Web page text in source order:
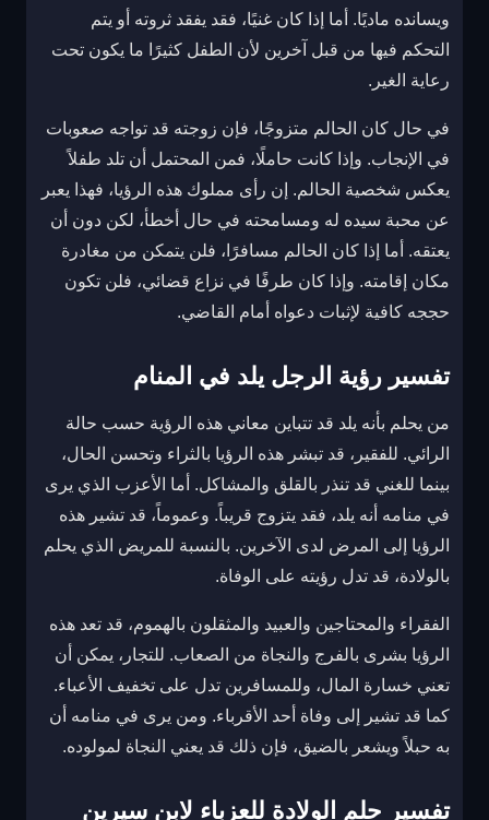
ويسانده ماديًا. أما إذا كان غنيًا، فقد يفقد ثروته أو يتم
التحكم فيها من قبل آخرين لأن الطفل كثيرًا ما يكون تحت
رعاية الغير.
في حال كان الحالم متزوجًا، فإن زوجته قد تواجه صعوبات
في الإنجاب. وإذا كانت حاملًا، فمن المحتمل أن تلد طفلاً
يعكس شخصية الحالم. إن رأى مملوك هذه الرؤيا، فهذا يعبر
عن محبة سيده له ومسامحته في حال أخطأ، لكن دون أن
يعتقه. أما إذا كان الحالم مسافرًا، فلن يتمكن من مغادرة
مكان إقامته. وإذا كان طرفًا في نزاع قضائي، فلن تكون
حججه كافية لإثبات دعواه أمام القاضي.
تفسير رؤية الرجل يلد في المنام
من يحلم بأنه يلد قد تتباين معاني هذه الرؤية حسب حالة
الرائي. للفقير، قد تبشر هذه الرؤيا بالثراء وتحسن الحال،
بينما للغني قد تنذر بالقلق والمشاكل. أما الأعزب الذي يرى
في منامه أنه يلد، فقد يتزوج قريباً. وعموماً، قد تشير هذه
الرؤيا إلى المرض لدى الآخرين. بالنسبة للمريض الذي يحلم
بالولادة، قد تدل رؤيته على الوفاة.
الفقراء والمحتاجين والعبيد والمثقلون بالهموم، قد تعد هذه
الرؤيا بشرى بالفرج والنجاة من الصعاب. للتجار، يمكن أن
تعني خسارة المال، وللمسافرين تدل على تخفيف الأعباء.
كما قد تشير إلى وفاة أحد الأقرباء. ومن يرى في منامه أن
به حبلاً ويشعر بالضيق، فإن ذلك قد يعني النجاة لمولوده.
تفسير حلم الولادة للعزباء لابن سيرين